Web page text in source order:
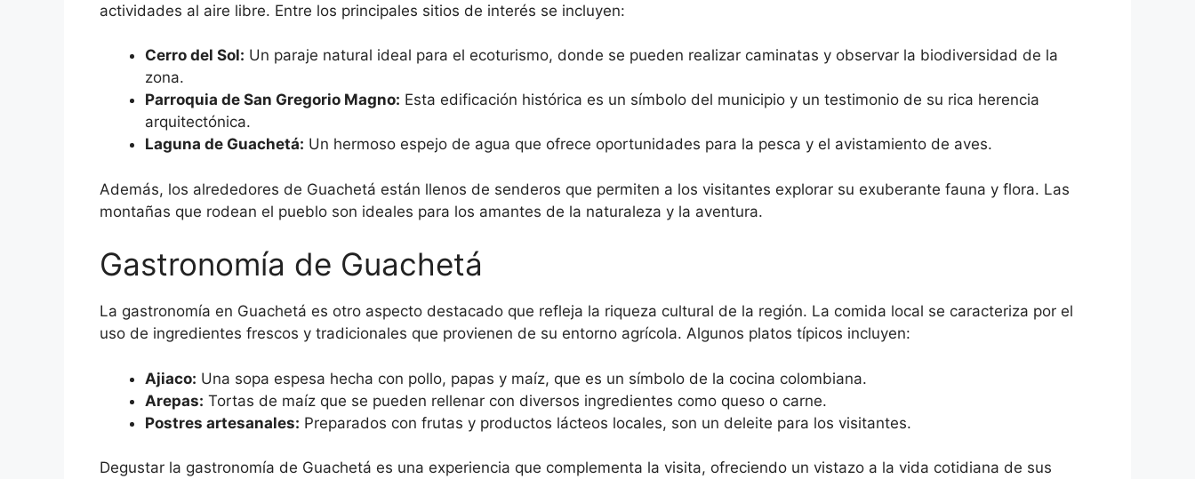
actividades al aire libre. Entre los principales sitios de interés se incluyen:
Cerro del Sol: Un paraje natural ideal para el ecoturismo, donde se pueden realizar caminatas y observar la biodiversidad de la
zona.
Parroquia de San Gregorio Magno: Esta edificación histórica es un símbolo del municipio y un testimonio de su rica herencia
arquitectónica.
Laguna de Guachetá: Un hermoso espejo de agua que ofrece oportunidades para la pesca y el avistamiento de aves.
Además, los alrededores de Guachetá están llenos de senderos que permiten a los visitantes explorar su exuberante fauna y flora. Las
montañas que rodean el pueblo son ideales para los amantes de la naturaleza y la aventura.
Gastronomía de Guachetá
La gastronomía en Guachetá es otro aspecto destacado que refleja la riqueza cultural de la región. La comida local se caracteriza por el
uso de ingredientes frescos y tradicionales que provienen de su entorno agrícola. Algunos platos típicos incluyen:
Ajiaco: Una sopa espesa hecha con pollo, papas y maíz, que es un símbolo de la cocina colombiana.
Arepas: Tortas de maíz que se pueden rellenar con diversos ingredientes como queso o carne.
Postres artesanales: Preparados con frutas y productos lácteos locales, son un deleite para los visitantes.
Degustar la gastronomía de Guachetá es una experiencia que complementa la visita, ofreciendo un vistazo a la vida cotidiana de sus